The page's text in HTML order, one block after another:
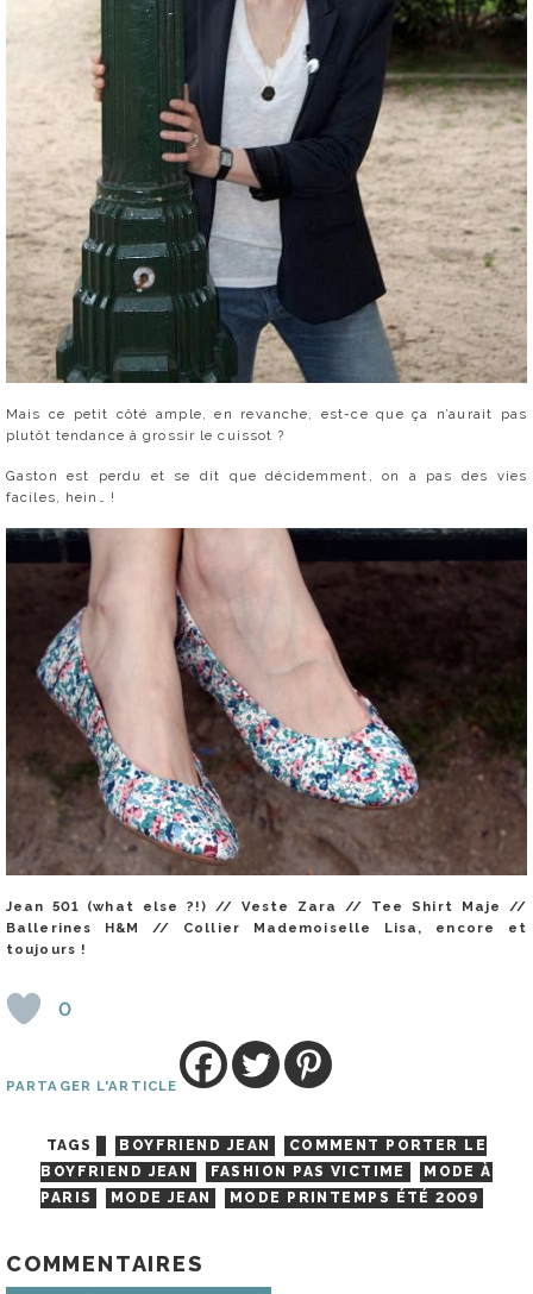
Mais ce petit côté ample, en revanche, est-ce que ça n’aurait pas
plutôt tendance à grossir le cuissot ?
Gaston est perdu et se dit que décidemment, on a pas des vies
faciles, hein… !
Jean 501 (what else ?!) // Veste Zara // Tee Shirt Maje //
Ballerines H&M // Collier Mademoiselle Lisa, encore et
toujours !
0
PARTAGER L'ARTICLE
TAGS BOYFRIEND JEAN
COMMENT PORTER LE
BOYFRIEND JEAN
FASHION PAS VICTIME
MODE À
PARIS
MODE JEAN MODE PRINTEMPS ÉTÉ 2009
COMMENTAIRES